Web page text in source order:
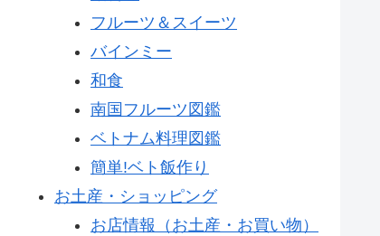
フルーツ＆スイーツ
バインミー
和食
南国フルーツ図鑑
ベトナム料理図鑑
簡単!ベト飯作り
お土産・ショッピング
お店情報（お土産・お買い物）